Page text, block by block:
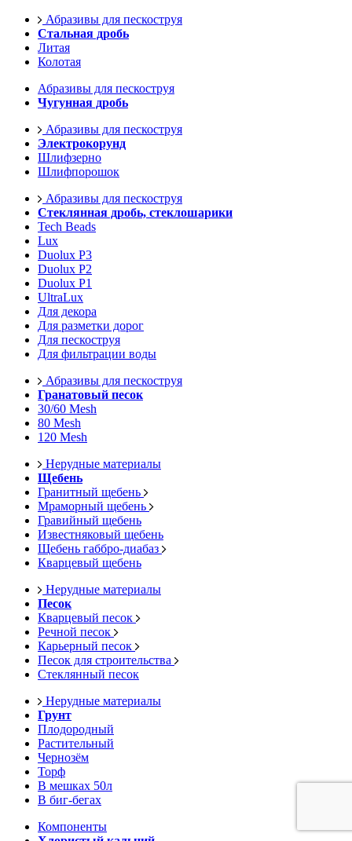
Абразивы для пескоструя
Стальная дробь
Литая
Колотая
Абразивы для пескоструя
Чугунная дробь
Абразивы для пескоструя
Электрокорунд
Шлифзерно
Шлифпорошок
Абразивы для пескоструя
Стеклянная дробь, стеклошарики
Tech Beads
Lux
Duolux P3
Duolux P2
Duolux P1
UltraLux
Для декора
Для разметки дорог
Для пескоструя
Для фильтрации воды
Абразивы для пескоструя
Гранатовый песок
30/60 Mesh
80 Mesh
120 Mesh
Нерудные материалы
Щебень
Гранитный щебень
Мраморный щебень
Гравийный щебень
Известняковый щебень
Щебень габбро-диабаз
Кварцевый щебень
Нерудные материалы
Песок
Кварцевый песок
Речной песок
Карьерный песок
Песок для строительства
Стеклянный песок
Нерудные материалы
Грунт
Плодородный
Растительный
Чернозём
Торф
В мешках 50л
В биг-бегах
Компоненты